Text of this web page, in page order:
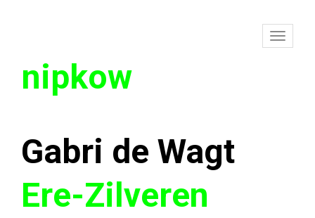
nipkow
Gabri de Wagt
Ere-Zilveren